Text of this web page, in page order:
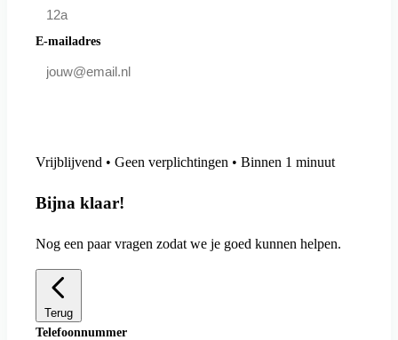
E-mailadres
Vrijblijvend • Geen verplichtingen • Binnen 1 minuut
Bijna klaar!
Nog een paar vragen zodat we je goed kunnen helpen.
Terug
Telefoonnummer